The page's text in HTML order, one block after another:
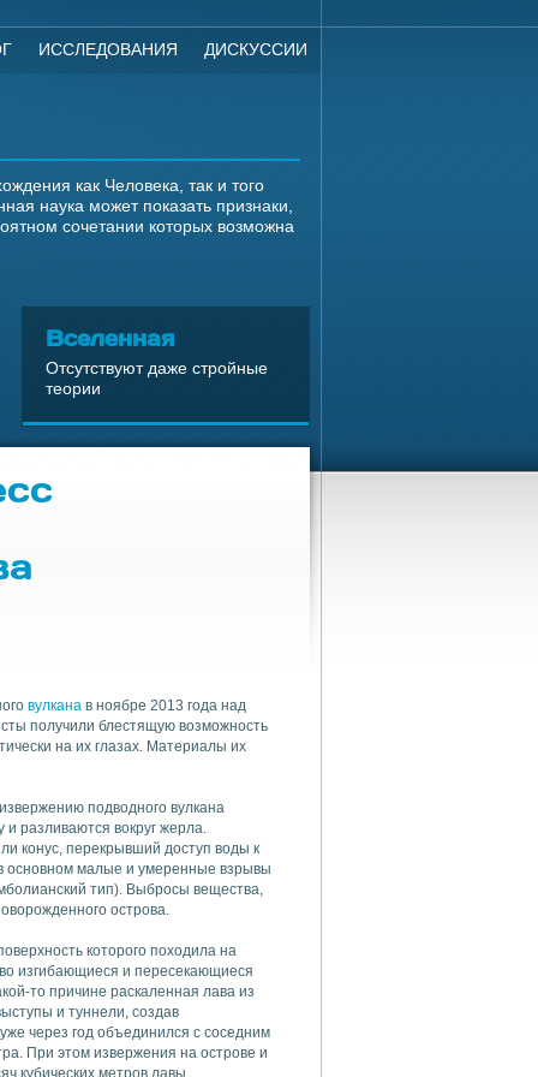
ИССЛЕДОВАНИЯ ДИСКУССИИ
как Человека, так и того
наука может показать признаки,
сочетании которых возможна
Вселенная
Отсутствуют даже стройные
теории
вулкана в ноябре 2013 года над
получили блестящую возможность
на их глазах. Материалы их
подводного вулкана
и разливаются вокруг жерла.
конус, перекрывший доступ воды к
основном малые и умеренные взрывы
тип). Выбросы вещества,
острова.
которого походила на
изгибающиеся и пересекающиеся
то причине раскаленная лава из
и туннели, создав
через год объединился с соседним
При этом извержения на острове и
кубических метров лавы.